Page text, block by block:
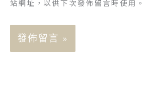
站網址，以供下次發佈留言時使用。